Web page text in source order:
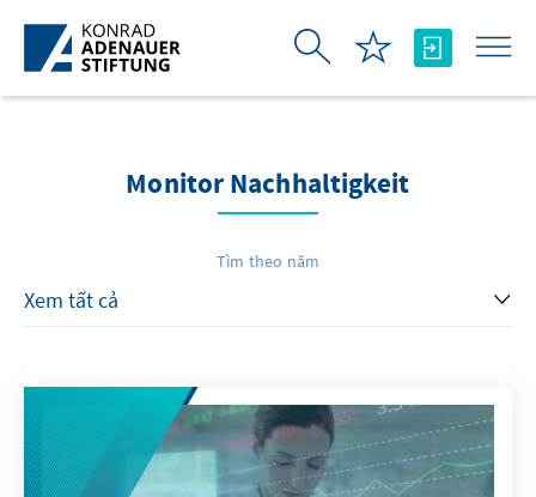
Skip to Main Content
Monitor Nachhaltigkeit
Tìm theo năm